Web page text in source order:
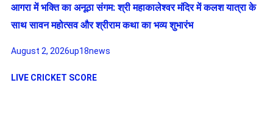
आगरा में भक्ति का अनूठा संगम: श्री महाकालेश्वर मंदिर में कलश यात्रा के
साथ सावन महोत्सव और श्रीराम कथा का भव्य शुभारंभ
August 2, 2026up18news
LIVE CRICKET SCORE